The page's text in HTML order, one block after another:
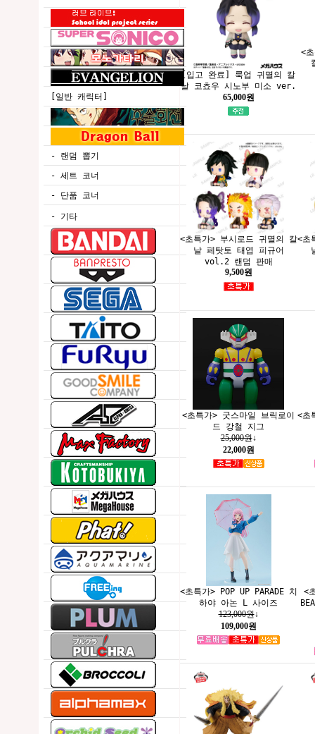
[일반 캐릭터]
- 랜덤 뽑기
- 세트 코너
- 단품 코너
- 기타
[입고 완료] 룩업 귀멸의 칼
날 코쵸우 시노부 미소 ver.
65,000원
<
<초특가> 부시로드 귀멸의 칼
날 페탓토 태엽 피규어
vol.2 랜덤 판매
9,500원
<초
<초특가> 굿스마일 브릭로이
드 강철 지그
25,000원↓
22,000원
<초
<초특가> POP UP PARADE 치
하야 아논 L 사이즈
123,000원↓
109,000원
<